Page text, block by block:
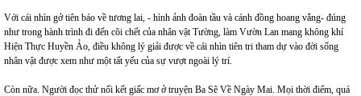
Với cái nhìn gở tiên báo về tương lai, - hình ảnh đoàn tầu và cánh đồng hoang vắng- đúng
như trong hành trình đi đến cõi chết của nhân vật Tường, làm Vườn Lan mang không khí
Hiện Thực Huyền Ảo, điều không lý giải được về cái nhìn tiên tri tham dự vào đời sống
nhân vật được xem như một tất yếu của sự vượt ngoài lý trí.
Còn nữa. Người đọc thử nối kết giấc mơ ở truyện Ba Sẽ Về Ngày Mai. Mọi thời điểm, quá